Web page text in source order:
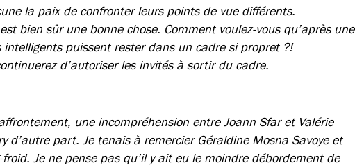
la paix de confronter leurs points de vue différents.
bien sûr une bonne chose. Comment voulez-vous qu’après une
intelligents puissent rester dans un cadre si propret ?!
d’autoriser les invités à sortir du cadre.
une incompréhension entre Joann Sfar et Valérie
d’autre part. Je tenais à remercier Géraldine Mosna Savoye et
Je ne pense pas qu’il y ait eu le moindre débordement de